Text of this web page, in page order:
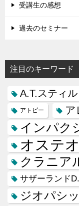
受講生の感想
過去のセミナー
注目のキーワード
A.T.スティル
アトピー ア
インパク
オステ
クラニア
サザーランド
ジオパシ